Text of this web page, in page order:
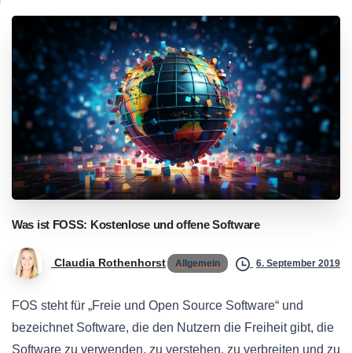
Was ist FOSS: Kostenlose und offene Software
Claudia Rothenhorst Allgemein 6. September 2019
FOS steht für „Freie und Open Source Software“ und
bezeichnet Software, die den Nutzern die Freiheit gibt, die
Software zu verwenden, zu verstehen, zu verbreiten und zu